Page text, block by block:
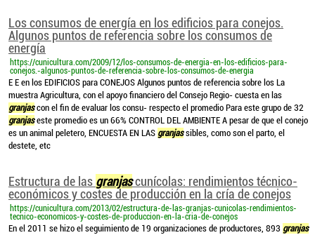
Los consumos de energía en los edificios para conejos.
Algunos puntos de referencia sobre los consumos de
energía
https://cunicultura.com/2009/12/los-consumos-de-energia-en-los-edificios-para-
conejos.-algunos-puntos-de-referencia-sobre-los-consumos-de-energia
E E en los EDIFICIOS para CONEJOS Algunos puntos de referencia sobre los La
muestra Agricultura, con el apoyo financiero del Consejo Regio- cuesta en las
granjascon el fin de evaluar los consu- respecto el promedio Para este grupo de 32
granjaseste promedio es un 66% CONTROL DEL AMBIENTE A pesar de que el conejo
es un animal peletero, ENCUESTA EN LAS granjassibles, como son el parto, el
destete, etc
Estructura de las granjascunícolas: rendimientos técnico-
económicos y costes de producción en la cría de conejos
https://cunicultura.com/2013/02/estructura-de-las-granjas-cunicolas-rendimientos-
tecnico-economicos-y-costes-de-produccion-en-la-cria-de-conejos
En el 2011 se hizo el seguimiento de 19 organizaciones de productores, 893 granjas